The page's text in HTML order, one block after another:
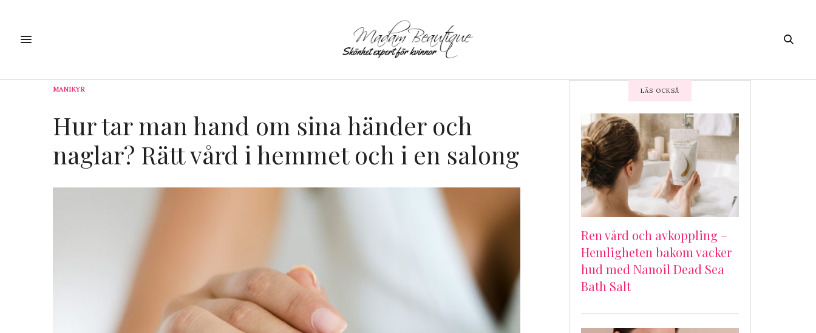
MANIKYR
Hur tar man hand om sina händer och
naglar? Rätt vård i hemmet och i en salong
LÄS OCKSÅ
Ren vård och avkoppling –
Hemligheten bakom vacker
hud med Nanoil Dead Sea
Bath Salt